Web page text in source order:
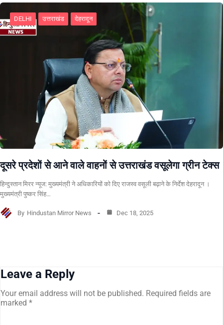
DELHI उत्तराखंड देहरादून
दूसरे प्रदेशों से आने वाले वाहनों से उत्तराखंड वसूलेगा ग्रीन टेक्स
हिन्दुस्तान मिरर न्यूज: मुख्यमंत्री ने अधिकारियों को दिए राजस्व वसूली बढ़ाने के निर्देश देहरादून ।
मुख्यमंत्री पुष्कर सिंह…
By Hindustan Mirror News Dec 18, 2025
Leave a Reply
Your email address will not be published. Required fields are
marked *